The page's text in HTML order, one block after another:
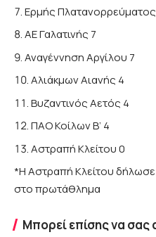
Ερμής
ΑΕ Γαλατινής 7
Αναγέννηση Αργίλου 7
Αλιάκμων Αιανής 4
Βυζαντινός Αετός 4
ΠΑΟ Κοίλων Β’ 4
Αστραπή Κλείτου 0
*Η Αστραπή Κλείτου
στο πρωτάθλημα
Μπορεί επίσης να σας